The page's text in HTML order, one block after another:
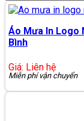
Áo Mưa In Logo
Bình
Giá: Liên hệ
Miễn phí vận chuyển